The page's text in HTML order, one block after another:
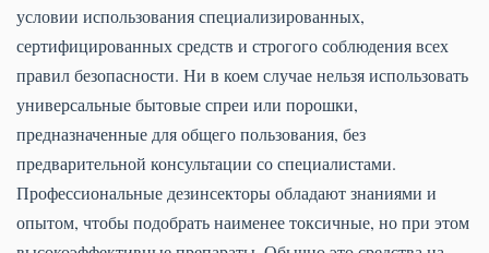
условии использования специализированных,
сертифицированных средств и строгого соблюдения всех
правил безопасности. Ни в коем случае нельзя использовать
универсальные бытовые спреи или порошки,
предназначенные для общего пользования, без
предварительной консультации со специалистами.
Профессиональные дезинсекторы обладают знаниями и
опытом, чтобы подобрать наименее токсичные, но при этом